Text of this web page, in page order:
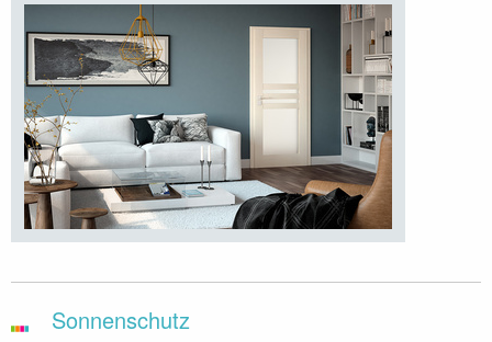
Sonnenschutz